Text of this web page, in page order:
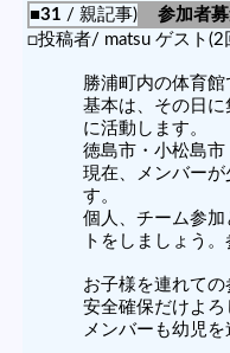
■31 / 親記事)
参加者
□投稿者/ matsu ゲスト
勝浦町内の体育館
基本は、その日
に活動します。
徳島市・小松島市
現在、メンバー
す。
個人、チーム参
トをしましょう
お子様を連れて
安全確保だけよろ
メンバーも幼児を